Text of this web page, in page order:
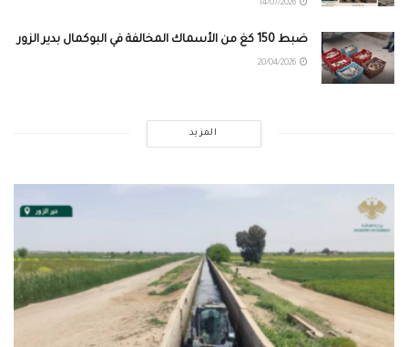
ضبط 150 كغ من الأسماك المخالفة في البوكمال بدير الزور
المزيد